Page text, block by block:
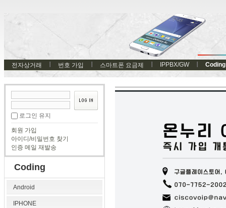
전자상거래 번호 가입 스마트폰 요금제 IPPBX/GW Coding
로그인 유지
회원 가입
아이디/비밀번호 찾기
인증 메일 재발송
Coding
Android
IPHONE